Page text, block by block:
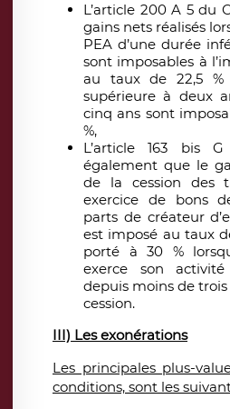
L’article 200 A 5 du
gains nets réalisés
PEA d’une durée
sont imposables à
au taux de 22,5
supérieure à deux
cinq ans sont
%,
L’article 163 bis
également que le
de la cession des
exercice de bons
parts de créateur
est imposé au taux
porté à 30 %
exerce son
depuis moins de
cession.
III) Les exonérations
Les principales plus-
conditions, sont les